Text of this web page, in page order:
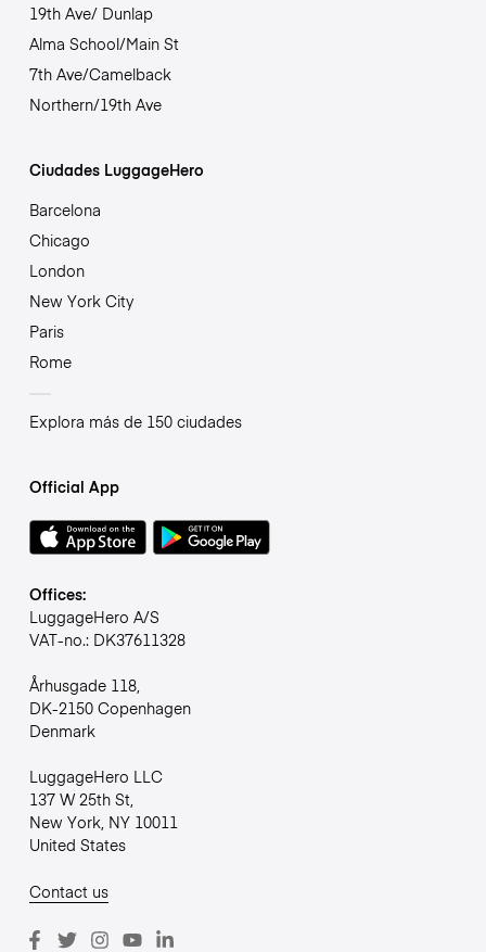
19th Ave/ Dunlap
Alma School/Main St
7th Ave/Camelback
Northern/19th Ave
Ciudades LuggageHero
Barcelona
Chicago
London
New York City
Paris
Rome
Explora más de 150 ciudades
Official App
Offices:
LuggageHero A/S
VAT-no.: DK37611328
Århusgade 118,
DK-2150 Copenhagen
Denmark
LuggageHero LLC
137 W 25th St,
New York, NY 10011
United States
Contact us